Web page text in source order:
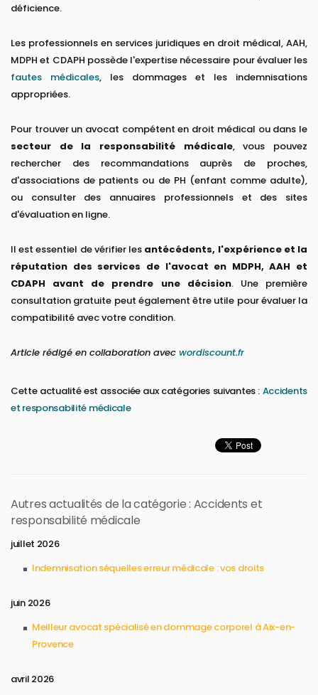
déficience.
Les professionnels en services juridiques en droit médical, AAH,
MDPH et CDAPH possède l'expertise nécessaire pour évaluer les
fautes médicales, les dommages et les indemnisations
appropriées.
Pour trouver un avocat compétent en droit médical ou dans le
secteur de la responsabilité médicale, vous pouvez
rechercher des recommandations auprès de proches,
d'associations de patients ou de PH (enfant comme adulte),
ou consulter des annuaires professionnels et des sites
d'évaluation en ligne.
Il est essentiel de vérifier les antécédents, l'expérience et la
réputation des services de l'avocat en MDPH, AAH et
CDAPH avant de prendre une décision. Une première
consultation gratuite peut également être utile pour évaluer la
compatibilité avec votre condition.
Article rédigé en collaboration avec wordiscount.fr
Cette actualité est associée aux catégories suivantes : Accidents
et responsabilité médicale
Autres actualités de la catégorie : Accidents et
responsabilité médicale
juillet 2026
Indemnisation séquelles erreur médicale : vos droits
juin 2026
Meilleur avocat spécialisé en dommage corporel à Aix-en-
Provence
avril 2026